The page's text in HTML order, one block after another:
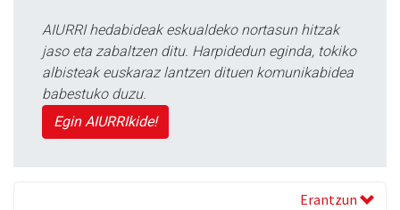
AIURRI hedabideak eskualdeko nortasun hitzak
jaso eta zabaltzen ditu. Harpidedun eginda, tokiko
albisteak euskaraz lantzen dituen komunikabidea
babestuko duzu.
Egin AIURRIkide!
Erantzun